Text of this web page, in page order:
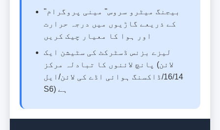
"بیجنگ میٹرو سروس" مینی پروگرام
کے ذریعے گاڑیوں میں درجہ حرارت
اور ہوا کا معیار چیک کریں
لیزے بزنس ڈسٹرکٹ کی سٹیشن ایک
پانچ لائنوں کا تبادلہ مرکز (لائن
16/14/ڈاکسنگ ہوائی اڈے کی لائن/ایل
S6) ہے